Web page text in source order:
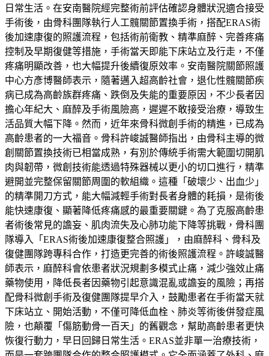
日常生活。在安南醫院經完整術前評估確認身體狀況適合接受
手術後，由骨科團隊執行人工髖關節置換手術，搭配ERAS術
後加速康復的照護流程，包括術前衛教、精準麻醉、完善疼痛
控制及早期復健等措施，手術當天即能下床站立及行走，不僅
疼痛明顯改善，也大幅提升後續復原效率。安南醫院關節照護
中心方彥博醫師表示，隨著邁入超高齡社會，退化性髖關節疾
病已成為高齡族群疼痛、跌倒及失能的重要原因，不少長者因
擔心年紀大、麻醉及手術風險高，遲遲不敢接受治療，導致生
活品質大幅下降。然而，近年來骨科微創手術的精進，已成為
高齡患者的一大福音。骨科許峻誠醫師指出，由骨科主導的微
創關節置換技術已相當成熟，有別於傳統手術需大範圍切開肌
肉與韌帶，微創技術能透過特殊器械以更小的切口進行，精準
避開並完整保留關節周圍的軟組織。這種「破壞少、出血少」
的精準開刀方式，能大幅減輕手術對長者身體的耗損，是術後
能快速康復、顯著降低疼痛感的最重要關鍵。為了克服高齡患
者術後常見的譫妄、肌肉流失及心肺功能下降等挑戰，骨科團
隊導入「ERAS術後加速康復整合照護」，由麻醉科、骨科及
復健團隊跨專科合作，打造更完善的術後照護流程。許峻誠醫
師表示，麻醉科會依患者狀況規劃多模式止痛，減少強效止痛
藥物使用，降低長者因藥物引起意識混亂或譫妄的風險；再搭
配骨科微創手術及復健團隊提早介入，鼓勵患者在手術當天就
下床站立、開始活動，不僅可降低血栓、肺炎等術後併發症風
險，也顛覆「傷筋動骨一百天」的舊觀念，幫助高齡患者更快
恢復行動力，早日回歸日常生活。ERAS並非單一治療技術，